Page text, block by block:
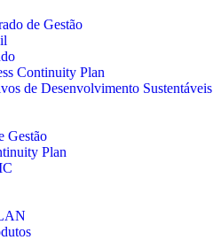
de Gestão
Continuity Plan
de Desenvolvimento Sustentáveis
Gestão
Plan